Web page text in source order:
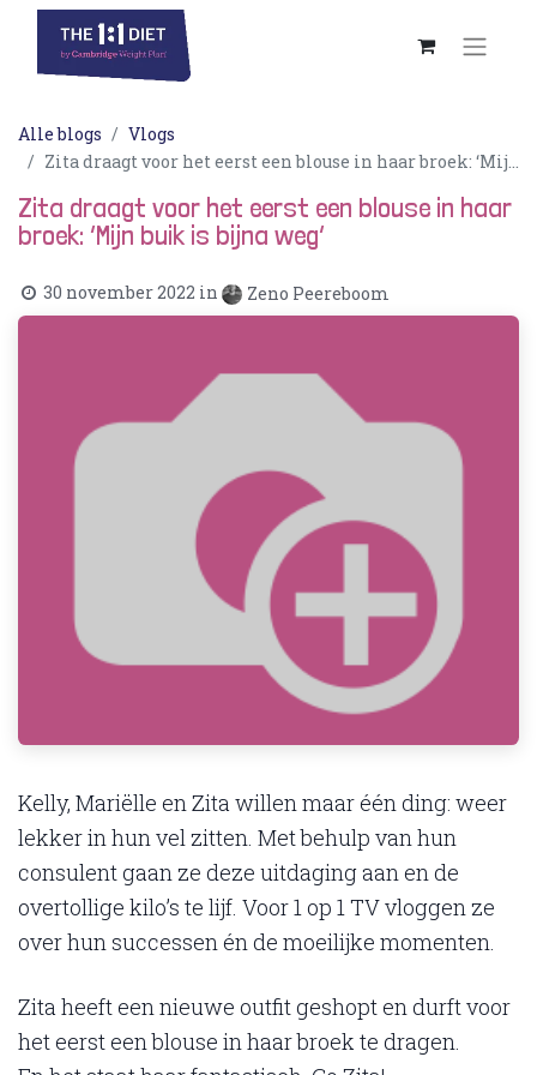
Alle blogs
Vlogs
Zita draagt voor het eerst een blouse in haar broek: ‘Mijn buik is bijna weg’
Zita draagt voor het eerst een blouse in haar
broek: ‘Mijn buik is bijna weg’
30 november 2022 in Zeno Peereboom
Kelly, Mariëlle en Zita willen maar één ding: weer
lekker in hun vel zitten. Met behulp van hun
consulent gaan ze deze uitdaging aan en de
overtollige kilo’s te lijf. Voor 1 op 1 TV vloggen ze
over hun successen én de moeilijke momenten.
Zita heeft een nieuwe outfit geshopt en durft voor
het eerst een blouse in haar broek te dragen.